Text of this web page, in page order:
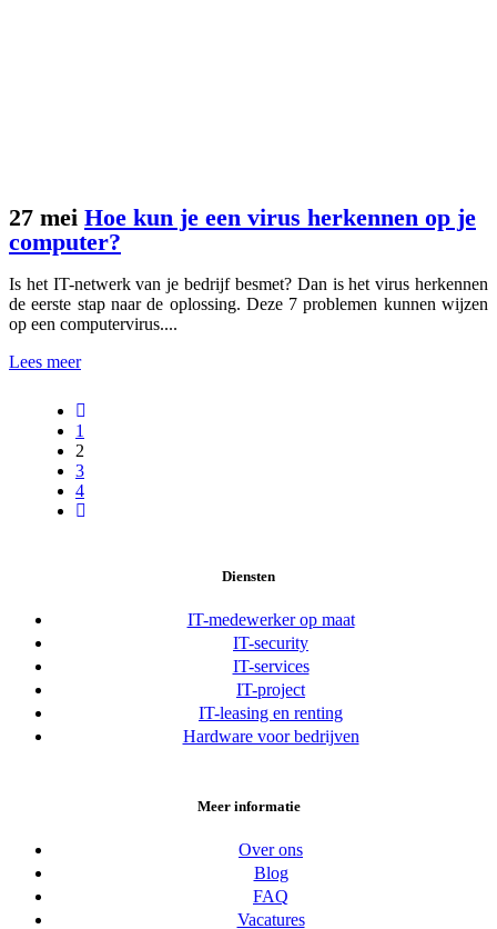
27 mei Hoe kun je een virus herkennen op je
computer?
Is het IT-netwerk van je bedrijf besmet? Dan is het virus herkennen
de eerste stap naar de oplossing. Deze 7 problemen kunnen wijzen
op een computervirus....
Lees meer
1
2
3
4
Diensten
IT-medewerker op maat
IT-security
IT-services
IT-project
IT-leasing en renting
Hardware voor bedrijven
Meer informatie
Over ons
Blog
FAQ
Vacatures